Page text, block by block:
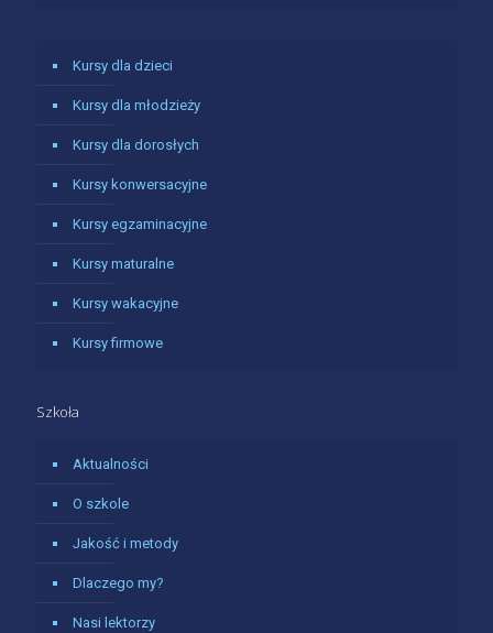
Kursy dla dzieci
Kursy dla młodzieży
Kursy dla dorosłych
Kursy konwersacyjne
Kursy egzaminacyjne
Kursy maturalne
Kursy wakacyjne
Kursy firmowe
Szkoła
Aktualności
O szkole
Jakość i metody
Dlaczego my?
Nasi lektorzy